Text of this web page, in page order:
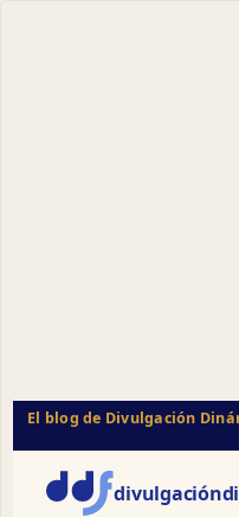
El blog de Divulgación
divulgación